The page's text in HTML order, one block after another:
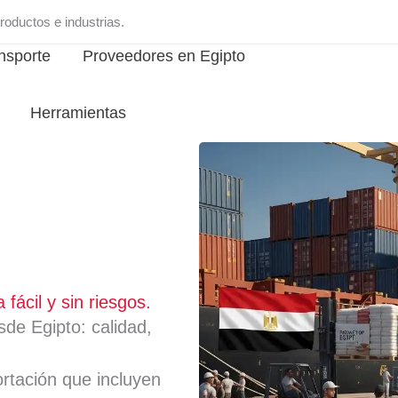
e industrias.
Proveedores en Egipto
Herramientas
fácil y sin riesgos.
Egipto: calidad,
que incluyen